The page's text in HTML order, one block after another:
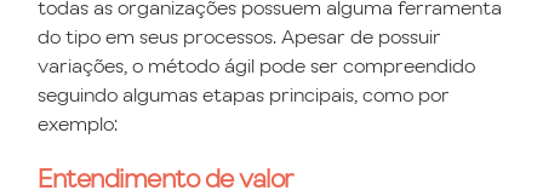
todas as organizações possuem alguma ferramenta
do tipo em seus processos. Apesar de possuir
variações, o método ágil pode ser compreendido
seguindo algumas etapas principais, como por
exemplo:
Entendimento de valor